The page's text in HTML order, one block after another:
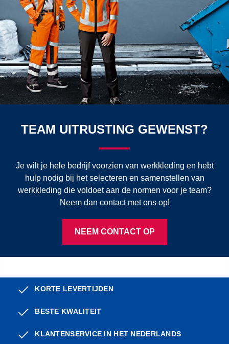
TEAM UITRUSTING GEWENST?
Je wilt je hele bedrijf voorzien van werkkleding en hebt
hulp nodig bij het selecteren en samenstellen van
werkkleding die voldoet aan de normen voor je team?
Neem dan contact met ons op!
NEEM CONTACT OP
KORTE LEVERTIJDEN
BESTE KWALITEIT
KLANTENSERVICE IN HET NEDERLANDS